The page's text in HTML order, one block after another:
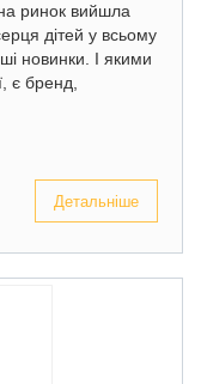
на ринок вийшла
дітей у всьому
новинки. І якими
є бренд,
Детальніше